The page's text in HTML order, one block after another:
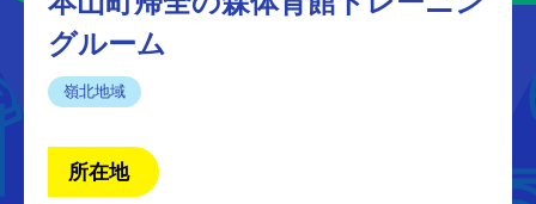
グルーム
嶺北地域
所在地